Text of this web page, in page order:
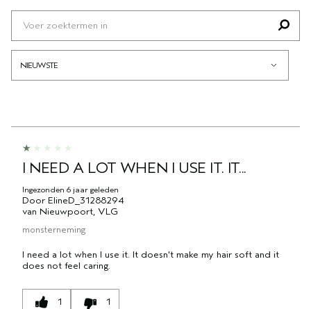
I NEED A LOT WHEN I USE IT. IT...
Ingezonden 6 jaar geleden
Door ElineD_31288294
van Nieuwpoort, VLG
monsterneming
I need a lot when I use it. It doesn't make my hair soft and it
does not feel caring.
1 1